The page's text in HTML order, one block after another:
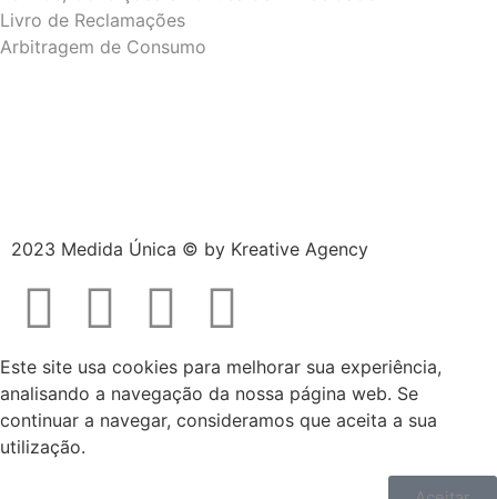
Livro de Reclamações
Arbitragem de Consumo
2023 Medida Única © by Kreative Agency
Este site usa cookies para melhorar sua experiência,
analisando a navegação da nossa página web. Se
continuar a navegar, consideramos que aceita a sua
utilização.